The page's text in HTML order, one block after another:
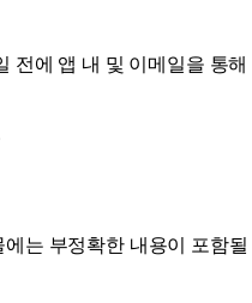
에 앱 내 및 이메일을 통
는 부정확한 내용이 포함